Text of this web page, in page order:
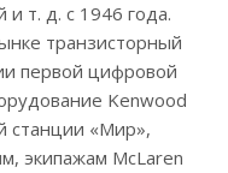
т. д. с 1946 года.
транзисторный
первой цифровой
Kenwood
станции «Мир»,
экипажам McLaren